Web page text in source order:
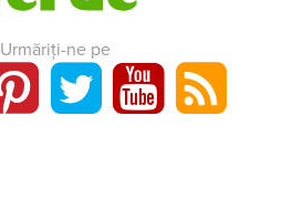
Urmăriți-ne pe